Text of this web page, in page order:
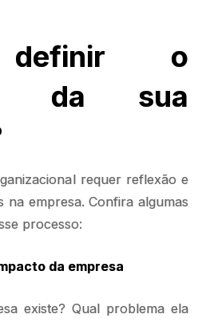
definir o
da sua
requer reflexão e
na empresa. Confira algumas
processo:
da empresa
existe? Qual problema ela